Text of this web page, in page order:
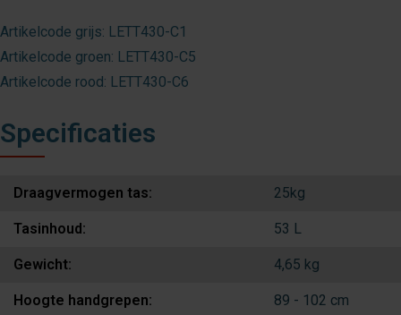
Artikelcode grijs: LETT430-C1
Artikelcode groen: LETT430-C5
Artikelcode rood: LETT430-C6
Specificaties
Draagvermogen tas: 25kg
Tasinhoud: 53 L
Gewicht: 4,65 kg
Hoogte handgrepen: 89 - 102 cm